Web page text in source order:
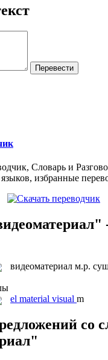
Словарь и
избранные
видеоматериал м.р.
el material visual m
со